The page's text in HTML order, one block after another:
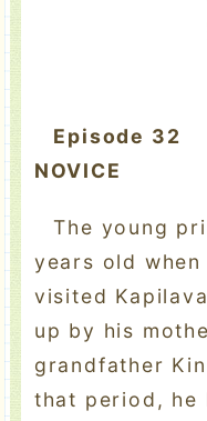
Episode 32
NOVICE
The young
years old when
visited
up by his
grandfather
that period, he